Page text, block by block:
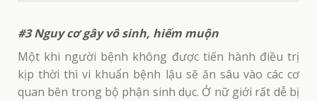
#3 Nguy cơ gây vô sinh, hiếm muộn
Một khi người bệnh không được tiến hành điều trị
kịp thời thì vi khuẩn bệnh lậu sẽ ăn sâu vào các cơ
quan bên trong bộ phận sinh dục. Ở nữ giới rất dễ bị